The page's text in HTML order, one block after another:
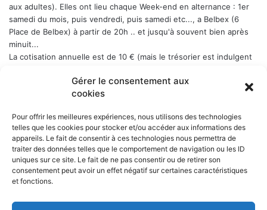
Gérer le consentement aux
cookies
Pour offrir les meilleures expériences, nous utilisons des technologies
telles que les cookies pour stocker et/ou accéder aux informations des
appareils. Le fait de consentir à ces technologies nous permettra de
traiter des données telles que le comportement de navigation ou les ID
uniques sur ce site. Le fait de ne pas consentir ou de retirer son
consentement peut avoir un effet négatif sur certaines caractéristiques
et fonctions.
aux adultes). Elles ont lieu chaque Week-end en alternance : 1er
samedi du mois, puis vendredi, puis samedi etc..., a Belbex (6
Place de Belbex) à partir de 20h .. et jusqu'à souvent bien après
minuit...
La cotisation annuelle est de 10 € (mais le trésorier est indulgent
cela vous dit, n'hésitez pas !
NOS PARTENAIRES
La ville d'Aurillac
La réponse ludique - 10 rue Victor Hugo, 15000 Aurillac